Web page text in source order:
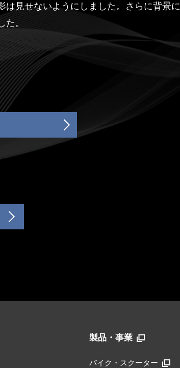
は見せないようにしました。さらに背景に
。
製品・事業
バイク・スクーター